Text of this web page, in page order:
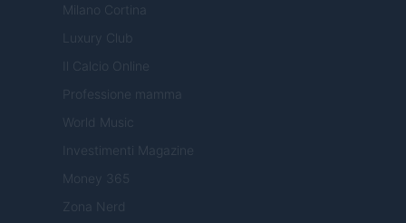
Milano Cortina
Luxury Club
Il Calcio Online
Professione mamma
World Music
Investimenti Magazine
Money 365
Zona Nerd